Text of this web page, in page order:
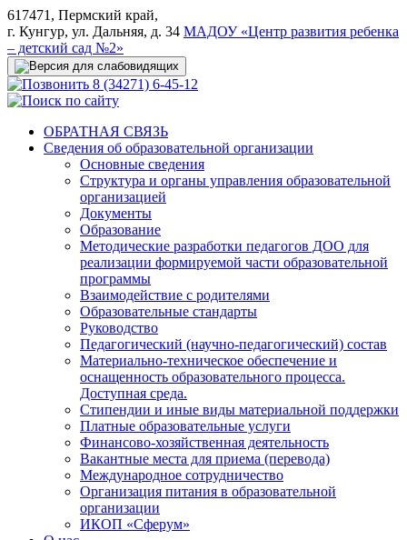
617471, Пермский край,
г. Кунгур, ул. Дальняя, д. 34 МАДОУ «Центр развития ребенка
– детский сад №2»
8 (34271) 6-45-12
ОБРАТНАЯ СВЯЗЬ
Сведения об образовательной организации
Основные сведения
Структура и органы управления образовательной
организацией
Документы
Образование
Методические разработки педагогов ДОО для
реализации формируемой части образовательной
программы
Взаимодействие с родителями
Образовательные стандарты
Руководство
Педагогический (научно-педагогический) состав
Материально-техническое обеспечение и
оснащенность образовательного процесса.
Доступная среда.
Стипендии и иные виды материальной поддержки
Платные образовательные услуги
Финансово-хозяйственная деятельность
Вакантные места для приема (перевода)
Международное сотрудничество
Организация питания в образовательной
организации
ИКОП «Сферум»